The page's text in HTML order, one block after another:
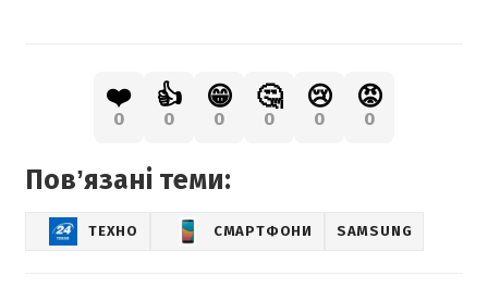
❤️
0
👍
0
😁
0
🤔
0
😢
0
😡
0
Повʼязані теми:
ТЕХНО СМАРТФОНИ SAMSUNG